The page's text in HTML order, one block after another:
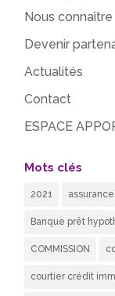
Nous connaître
Devenir
Actualités
Contact
ESPACE
Mots clés
2021 assurance
Banque prêt
COMMISSION
courtier crédit